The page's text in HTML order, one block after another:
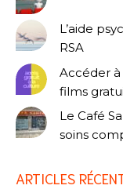
L’aide
RSA
Accéder à
films
Le Café
soins
ARTICLES